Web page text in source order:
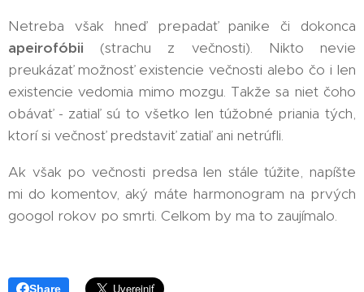
Netreba však hneď prepadať panike či dokonca
apeirofóbii (strachu z večnosti). Nikto nevie
preukázať možnosť existencie večnosti alebo čo i len
existencie vedomia mimo mozgu. Takže sa niet čoho
obávať - zatiaľ sú to všetko len túžobné priania tých,
ktorí si večnosť predstaviť zatiaľ ani netrúfli.
Ak však po večnosti predsa len stále túžite, napíšte
mi do komentov, aký máte harmonogram na prvých
googol rokov po smrti. Celkom by ma to zaujímalo.
Share